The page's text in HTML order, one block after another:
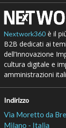
Nextwork360è il
B2B dedicati ai
dell’Innovazione
cultura digitale e
amministrazioni
Indirizzo
Via Moretto da
Milano - Italia